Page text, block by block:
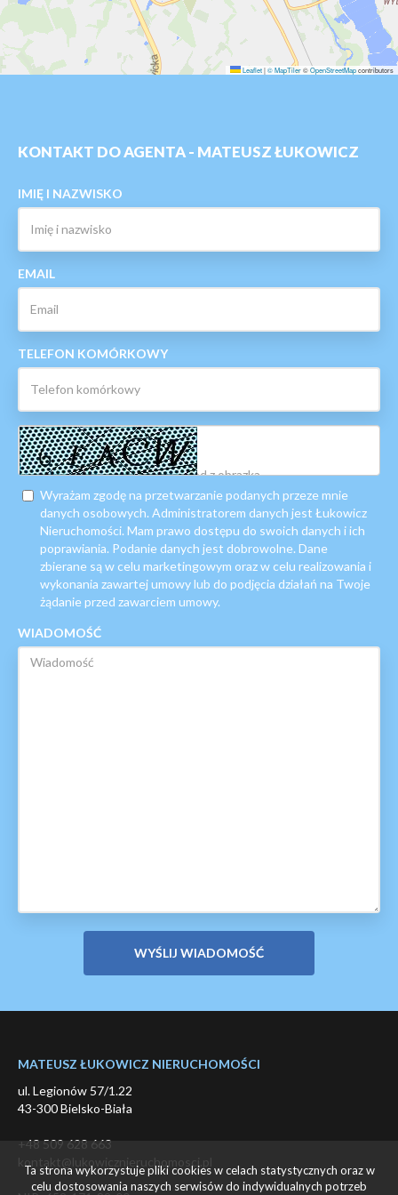
Leaflet|© MapTiler©OpenStreetMapcontributors
KONTAKT DO AGENTA - MATEUSZ ŁUKOWICZ
IMIĘ I NAZWISKO
EMAIL
TELEFON KOMÓRKOWY
Wyrażam zgodę na przetwarzanie podanych przeze mnie
danych osobowych. Administratorem danych jest Łukowicz
Nieruchomości. Mam prawo dostępu do swoich danych i ich
poprawiania. Podanie danych jest dobrowolne. Dane
zbierane są w celu marketingowym oraz w celu realizowania i
wykonania zawartej umowy lub do podjęcia działań na Twoje
żądanie przed zawarciem umowy.
WIADOMOŚĆ
MATEUSZ ŁUKOWICZ NIERUCHOMOŚCI
ul. Legionów 57/1.22
43-300 Bielsko-Biała
+48 509 628 663
kontakt@lukowicznieruchomosci.pl
Ta strona wykorzystuje pliki cookies w celach statystycznych oraz w
celu dostosowania naszych serwisów do indywidualnych potrzeb